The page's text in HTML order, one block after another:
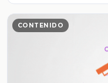
CONTENIDO